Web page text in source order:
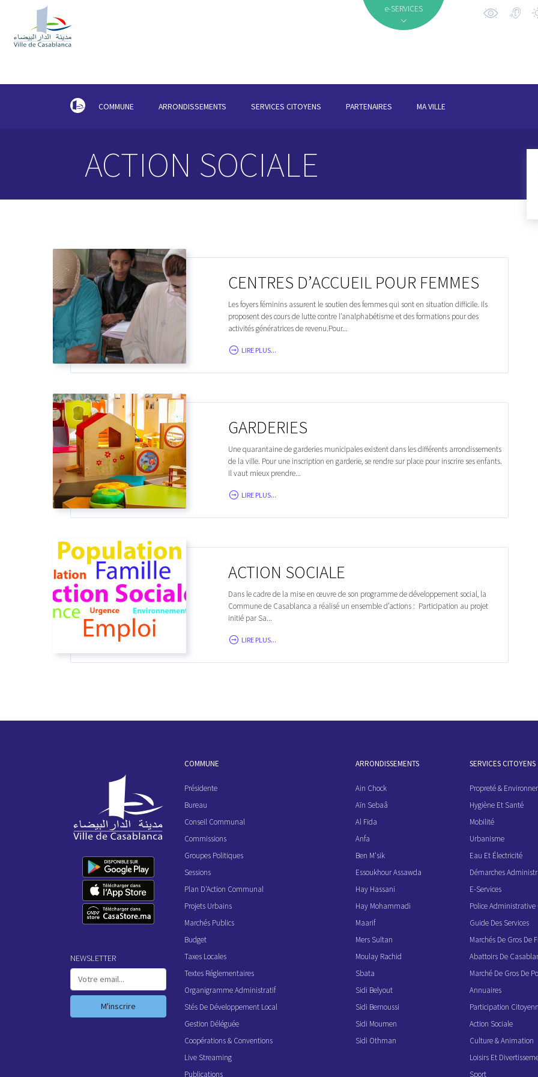
e-SERVICES
COMMUNE ARRONDISSEMENTS SERVICES CITOYENS PARTENAIRES MA VILLE
ACTION SOCIALE
CENTRES D’ACCUEIL POUR FEMMES
Les foyers féminins assurent le soutien des femmes qui sont en situation difficile. Ils
proposent des cours de lutte contre l’analphabétisme et des formations pour des
activités génératrices de revenu.Pour...
LIRE PLUS...
GARDERIES
Une quarantaine de garderies municipales existent dans les différents arrondissements
de la ville. Pour une inscription en garderie, se rendre sur place pour inscrire ses enfants.
Il vaut mieux prendre...
LIRE PLUS...
ACTION SOCIALE
Dans le cadre de la mise en œuvre de son programme de développement social, la
Commune de Casablanca a réalisé un ensemble d’actions : Participation au projet
initié par Sa...
LIRE PLUS...
NEWSLETTER
M'inscrire
COMMUNE
Présidente
Bureau
Conseil Communal
Commissions
Groupes Politiques
Sessions
Plan D'Action Communal
Projets Urbains
Marchés Publics
Budget
Taxes Locales
Textes Réglementaires
Organigramme Administratif
Stés De Développement Local
Gestion Déléguée
Coopérations & Conventions
Live Streaming
Publications
ARRONDISSEMENTS
Ain Chock
Aïn Sebaâ
Al Fida
Anfa
Ben M'sik
Essoukhour Assawda
Hay Hassani
Hay Mohammadi
Maarif
Mers Sultan
Moulay Rachid
Sbata
Sidi Belyout
Sidi Bernoussi
Sidi Moumen
Sidi Othman
SERVICES CITOYENS
Propreté &
Hygiène Et Santé
Mobilité
Urbanisme
Eau Et Électricité
Démarches
E-Services
Police
Guide Des Services
Marchés De Gros De
Abattoirs De
Marché De Gros De
Annuaires
Participation
Action Sociale
Culture & Animation
Loisirs Et
Sport